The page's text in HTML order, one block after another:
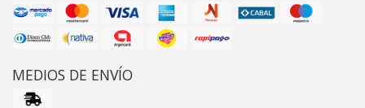
MEDIOS DE ENVÍO